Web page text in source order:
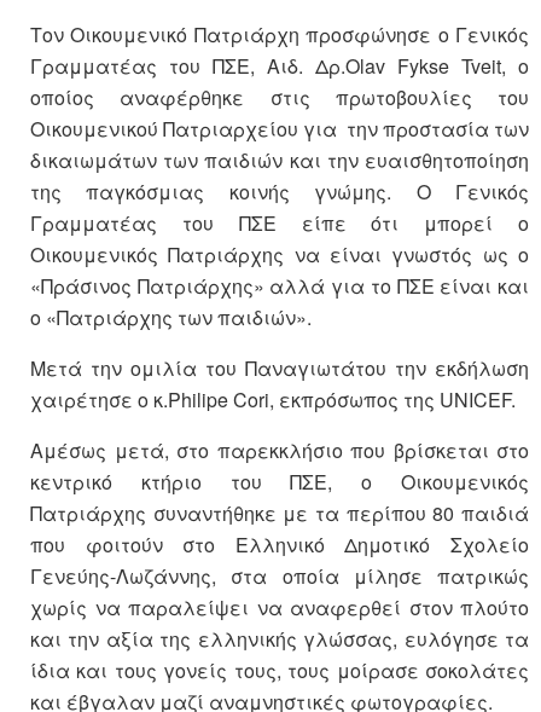
Τον Οικουμενικό Πατριάρχη προσφώνησε ο Γενικός
Γραμματέας του ΠΣΕ, Αιδ. Δρ.Olav Fykse Tveit, ο
οποίος αναφέρθηκε στις πρωτοβουλίες του
Οικουμενικού Πατριαρχείου για την προστασία των
δικαιωμάτων των παιδιών και την ευαισθητοποίηση
της παγκόσμιας κοινής γνώμης. Ο Γενικός
Γραμματέας του ΠΣΕ είπε ότι μπορεί ο
Οικουμενικός Πατριάρχης να είναι γνωστός ως ο
«Πράσινος Πατριάρχης» αλλά για το ΠΣΕ είναι και
ο «Πατριάρχης των παιδιών».
Μετά την ομιλία του Παναγιωτάτου την εκδήλωση
χαιρέτησε ο κ.Philipe Cori, εκπρόσωπος της UNICEF.
Αμέσως μετά, στο παρεκκλήσιο που βρίσκεται στο
κεντρικό κτήριο του ΠΣΕ, ο Οικουμενικός
Πατριάρχης συναντήθηκε με τα περίπου 80 παιδιά
που φοιτούν στο Ελληνικό Δημοτικό Σχολείο
Γενεύης-Λωζάννης, στα οποία μίλησε πατρικώς
χωρίς να παραλείψει να αναφερθεί στον πλούτο
και την αξία της ελληνικής γλώσσας, ευλόγησε τα
ίδια και τους γονείς τους, τους μοίρασε σοκολάτες
και έβγαλαν μαζί αναμνηστικές φωτογραφίες.